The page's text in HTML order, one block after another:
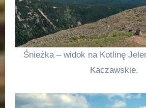
Śnieżka – widok na Kotlinę
Kaczawskie.